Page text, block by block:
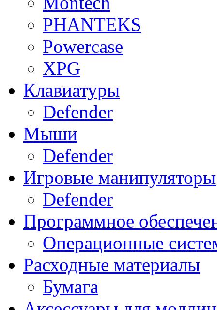
PHANTEKS
Powercase
XPG
Клавиатуры
Defender
Мыши
Defender
Игровые манипуляторы
Defender
Программное
Операционные
Расходные материалы
Бумага